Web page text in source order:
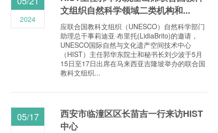
文组织自然科学领域二类机构和...
应联合国教科文组织（UNESCO）自然科学部门
助理总干事莉迪亚·布里托(LidiaBrito)的邀请，
UNESCO国际自然与文化遗产空间技术中心
（HIST）主任郭华东院士和秘书长刘少波于5月
15日至17日出席在马来西亚吉隆坡举办的联合国
教科文组织...
2024
西安市临潼区区长苗吉一行来访HIST
中心
05/17